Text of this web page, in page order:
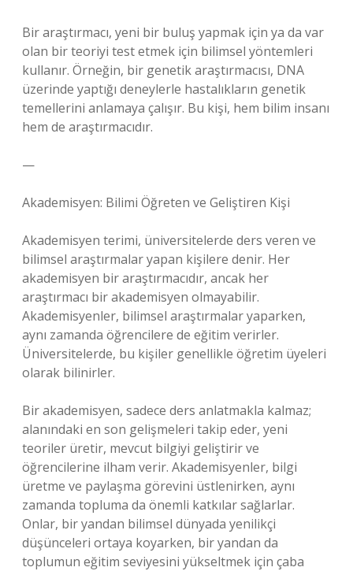
Bir araştırmacı, yeni bir buluş yapmak için ya da var
olan bir teoriyi test etmek için bilimsel yöntemleri
kullanır. Örneğin, bir genetik araştırmacısı, DNA
üzerinde yaptığı deneylerle hastalıkların genetik
temellerini anlamaya çalışır. Bu kişi, hem bilim insanı
hem de araştırmacıdır.
—
Akademisyen: Bilimi Öğreten ve Geliştiren Kişi
Akademisyen terimi, üniversitelerde ders veren ve
bilimsel araştırmalar yapan kişilere denir. Her
akademisyen bir araştırmacıdır, ancak her
araştırmacı bir akademisyen olmayabilir.
Akademisyenler, bilimsel araştırmalar yaparken,
aynı zamanda öğrencilere de eğitim verirler.
Üniversitelerde, bu kişiler genellikle öğretim üyeleri
olarak bilinirler.
Bir akademisyen, sadece ders anlatmakla kalmaz;
alanındaki en son gelişmeleri takip eder, yeni
teoriler üretir, mevcut bilgiyi geliştirir ve
öğrencilerine ilham verir. Akademisyenler, bilgi
üretme ve paylaşma görevini üstlenirken, aynı
zamanda topluma da önemli katkılar sağlarlar.
Onlar, bir yandan bilimsel dünyada yenilikçi
düşünceleri ortaya koyarken, bir yandan da
toplumun eğitim seviyesini yükseltmek için çaba